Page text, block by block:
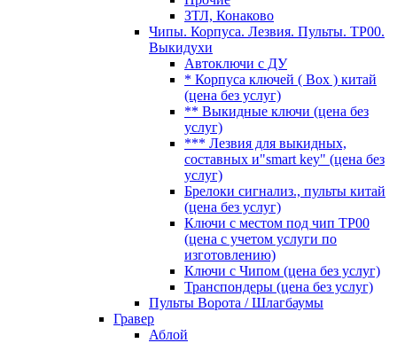
ЗТЛ, Конаково
Чипы. Корпуса. Лезвия. Пульты. TP00.
Выкидухи
Автоключи с ДУ
* Корпуса ключей ( Box ) китай
(цена без услуг)
** Выкидные ключи (цена без
услуг)
*** Лезвия для выкидных,
составных и"smart key" (цена без
услуг)
Брелоки сигнализ., пульты китай
(цена без услуг)
Ключи с местом под чип TP00
(цена с учетом услуги по
изготовлению)
Ключи с Чипом (цена без услуг)
Транспондеры (цена без услуг)
Пульты Ворота / Шлагбаумы
Гравер
Аблой